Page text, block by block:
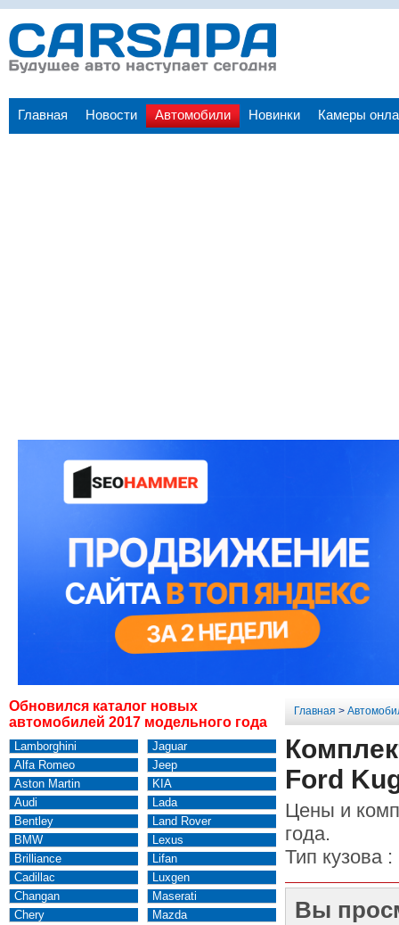
Главная Новости Автомобили Новинки Камеры
Обновился каталог новых
автомобилей 2017 модельного года
Lamborghini
Alfa Romeo
Aston Martin
Audi
Bentley
BMW
Brilliance
Cadillac
Changan
Chery
Jaguar
Jeep
KIA
Lada
Land Rover
Lexus
Lifan
Luxgen
Maserati
Mazda
Главная >
Ford
Цены и
года.
Тип кузова :
Вы